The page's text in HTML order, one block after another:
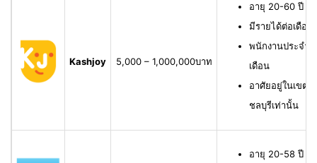
Kashjoy 5,000 – 1,000,000บาท
อายุ 20-60 ปี มี
มีรายได้ต่อเดือ
พนักงานประจำ
เดือน
อาศัยอยู่ในเขต
ชลบุรีเท่านั้น
อายุ 20-58 ปี มี